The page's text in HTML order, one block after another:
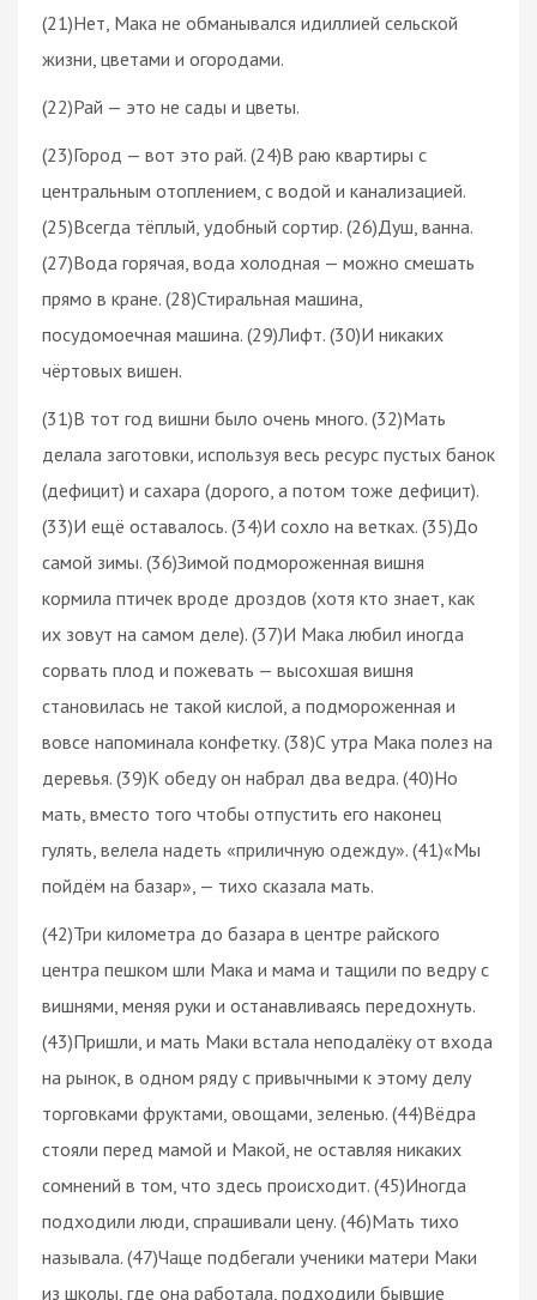
(21)Нет, Мака не обманывался идиллией сельской
жизни, цветами и огородами.
(22)Рай — это не сады и цветы.
(23)Город — вот это рай. (24)В раю квартиры с
центральным отоплением, с водой и канализацией.
(25)Всегда тёплый, удобный сортир. (26)Душ, ванна.
(27)Вода горячая, вода холодная — можно смешать
прямо в кране. (28)Стиральная машина,
посудомоечная машина. (29)Лифт. (30)И никаких
чёртовых вишен.
(31)В тот год вишни было очень много. (32)Мать
делала заготовки, используя весь ресурс пустых банок
(дефицит) и сахара (дорого, а потом тоже дефицит).
(33)И ещё оставалось. (34)И сохло на ветках. (35)До
самой зимы. (36)Зимой подмороженная вишня
кормила птичек вроде дроздов (хотя кто знает, как
их зовут на самом деле). (37)И Мака любил иногда
сорвать плод и пожевать — высохшая вишня
становилась не такой кислой, а подмороженная и
вовсе напоминала конфетку. (38)С утра Мака полез на
деревья. (39)К обеду он набрал два ведра. (40)Но
мать, вместо того чтобы отпустить его наконец
гулять, велела надеть «приличную одежду». (41)«Мы
пойдём на базар», — тихо сказала мать.
(42)Три километра до базара в центре райского
центра пешком шли Мака и мама и тащили по ведру с
вишнями, меняя руки и останавливаясь передохнуть.
(43)Пришли, и мать Маки встала неподалёку от входа
на рынок, в одном ряду с привычными к этому делу
торговками фруктами, овощами, зеленью. (44)Вёдра
стояли перед мамой и Макой, не оставляя никаких
сомнений в том, что здесь происходит. (45)Иногда
подходили люди, спрашивали цену. (46)Мать тихо
называла. (47)Чаще подбегали ученики матери Маки
из школы, где она работала, подходили бывшие